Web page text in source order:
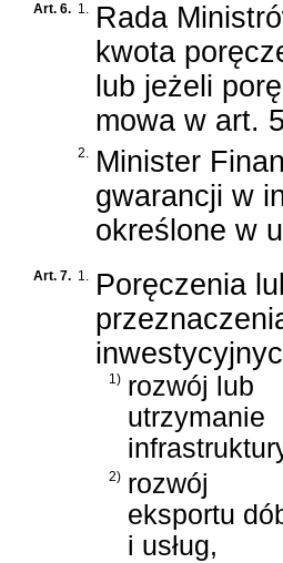
Art. 6. 1. Rada
kwota
lub jeżeli
mowa w art.
2. Minister
gwarancji w
określone w
Art. 7. 1. Poręczenia
1) rozwój lub
utrzymanie
2) rozwój
eksportu
i usług,